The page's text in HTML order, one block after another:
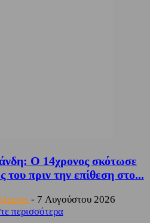
Ο 14χρονος σκότωσε
πριν την επίθεση στο...
- 7 Αυγούστου 2026
περισσότερα